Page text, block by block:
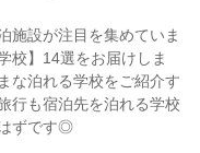
施設が注目を集めていま
校】14選をお届けしま
な泊れる学校をご紹介す
行も宿泊先を泊れる学校
ずです◎